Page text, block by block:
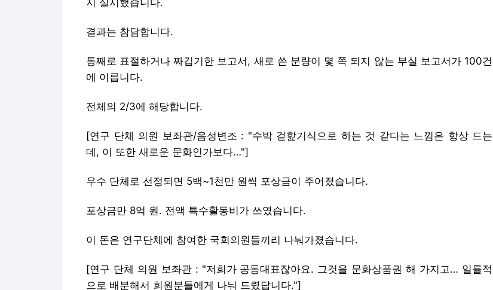
결과는 참담합니다.
통째로 표절하거나 짜깁기한 보고서, 새로 쓴 분량이 몇 쪽 되지 않는 부실 보고서가 100건
에 이릅니다.
전체의 2/3에 해당합니다.
[연구 단체 의원 보좌관/음성변조 : "수박 겉핥기식으로 하는 것 같다는 느낌은 항상 드는
데, 이 또한 새로운 문화인가보다…"]
우수 단체로 선정되면 5백~1천만 원씩 포상금이 주어졌습니다.
포상금만 8억 원. 전액 특수활동비가 쓰였습니다.
이 돈은 연구단체에 참여한 국회의원들끼리 나눠가졌습니다.
[연구 단체 의원 보좌관 : "저희가 공동대표잖아요. 그것을 문화상품권 해 가지고… 일률적
으로 배분해서 회원분들에게 나눠 드렸답니다."]